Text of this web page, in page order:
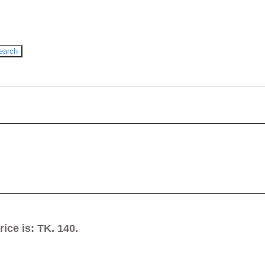
হুমায়ূন আহমেদ
is: TK. 140.